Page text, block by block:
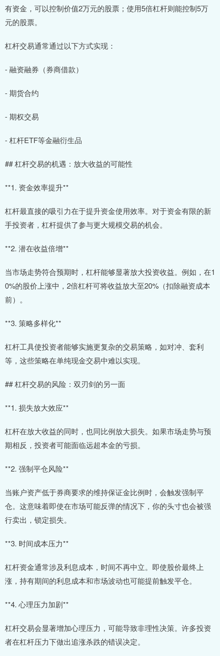
有资金，可以控制价值2万元的股票；使用5倍杠杆则能控制5万
元的股票。
杠杆交易通常通过以下方式实现：
- 融资融券（券商借款）
- 期货合约
- 期权交易
- 杠杆ETF等金融衍生品
## 杠杆交易的机遇：放大收益的可能性
**1. 资金效率提升**
杠杆最直接的吸引力在于提升资金使用效率。对于资金有限的新
手投资者，杠杆提供了参与更大规模交易的机会。
**2. 潜在收益倍增**
当市场走势符合预期时，杠杆能够显著放大投资收益。例如，在1
0%的股价上涨中，2倍杠杆可将收益放大至20%（扣除融资成本
前）。
**3. 策略多样化**
杠杆工具使投资者能够实施更复杂的交易策略，如对冲、套利
等，这些策略在单纯现金交易中难以实现。
## 杠杆交易的风险：双刃剑的另一面
**1. 损失放大效应**
杠杆在放大收益的同时，也同比例放大损失。如果市场走势与预
期相反，投资者可能面临远超本金的亏损。
**2. 强制平仓风险**
当账户资产低于券商要求的维持保证金比例时，会触发强制平
仓。这意味着即使在市场可能反弹的情况下，你的头寸也会被强
行卖出，锁定损失。
**3. 时间成本压力**
杠杆资金通常涉及利息成本，时间不再中立。即使股价最终上
涨，持有期间的利息成本和市场波动也可能提前触发平仓。
**4. 心理压力加剧**
杠杆交易会显著增加心理压力，可能导致非理性决策。许多投资
者在杠杆压力下做出追涨杀跌的错误决定。